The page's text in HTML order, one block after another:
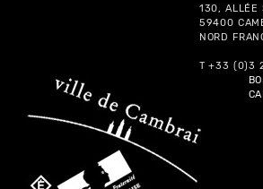
130, ALLÉE
59400
NORD
T +33 (0)3